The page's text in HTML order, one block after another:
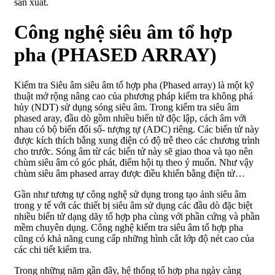
Công nghệ siêu âm tổ hợp
pha (PHASED ARRAY)
Kiểm tra Siêu âm siêu âm tổ hợp pha (Phased array) là một kỹ
thuật mở rộng nâng cao của phương pháp kiểm tra không phá
hủy (NDT) sử dụng sóng siêu âm. Trong kiểm tra siêu âm
phased aray, đầu dò gồm nhiều biến tử độc lập, cách âm với
nhau có bộ biến đổi số- tượng tự (ADC) riêng. Các biến tử này
được kích thích bằng xung điện có độ trễ theo các chương trình
cho trước. Sóng âm từ các biến tử này sẽ giao thoa và tạo nên
chùm siêu âm có góc phát, điểm hội tụ theo ý muốn. Như vậy
chùm siêu âm phased array được điều khiển bằng điện tử…
Gần như tương tự công nghệ sử dụng trong tạo ảnh siêu âm
trong y tế với các thiết bị siêu âm sử dụng các đầu dò đặc biệt
nhiều biến tử dạng dãy tổ hợp pha cùng với phần cứng và phần
mềm chuyên dụng. Công nghệ kiểm tra siêu âm tổ hợp pha
cũng có khả năng cung cấp những hình cắt lớp độ nét cao của
các chi tiết kiểm tra.
Trong những năm gần đây, hệ thống tổ hợp pha ngày càng